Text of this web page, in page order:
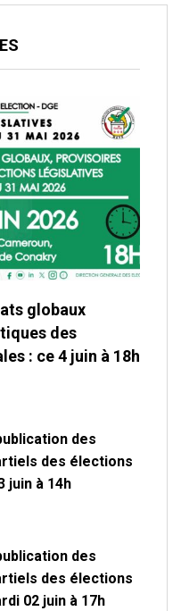
globaux
des
: ce 4 juin à 18h
des
des élections
juin à 14h
des
des élections
02 juin à 17h